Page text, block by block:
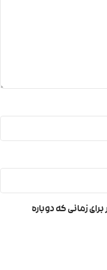
زمانی که دوباره